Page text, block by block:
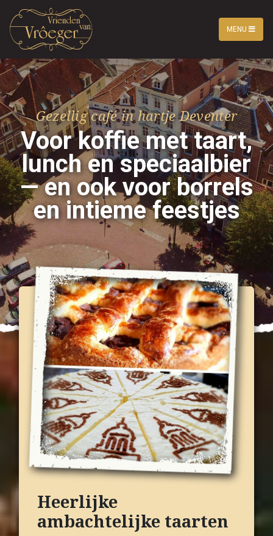
MENU
Gezellig café in hartje Deventer
Voor koffie met taart,
lunch en speciaalbier
— en ook voor borrels
en intieme feestjes
Heerlijke
ambachtelijke taarten